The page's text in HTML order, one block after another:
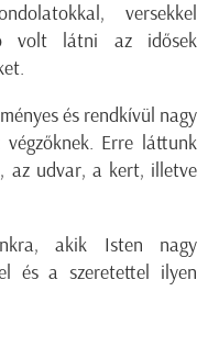
versekkel
volt látni az idősek
és rendkívül nagy
Erre láttunk
az udvar, a kert, illetve
akik Isten nagy
és a szeretettel ilyen